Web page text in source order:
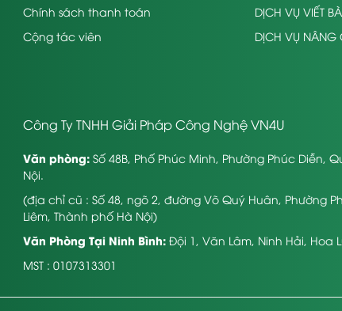
Chính sách thanh toán
Cộng tác viên
DỊCH VỤ VIẾT
DỊCH VỤ NÂNG
Công Ty TNHH Giải Pháp Công Nghệ VN4U
Văn phòng:Số 48B, Phố Phúc Minh, Phường Phúc Diễn,
Nội.
(địa chỉ cũ : Số 48, ngõ 2, đường Võ Quý Huân, Phường
Liêm, Thành phố Hà Nội)
Văn Phòng Tại Ninh Bình:Đội 1, Văn Lâm, Ninh Hải, Hoa
MST : 0107313301